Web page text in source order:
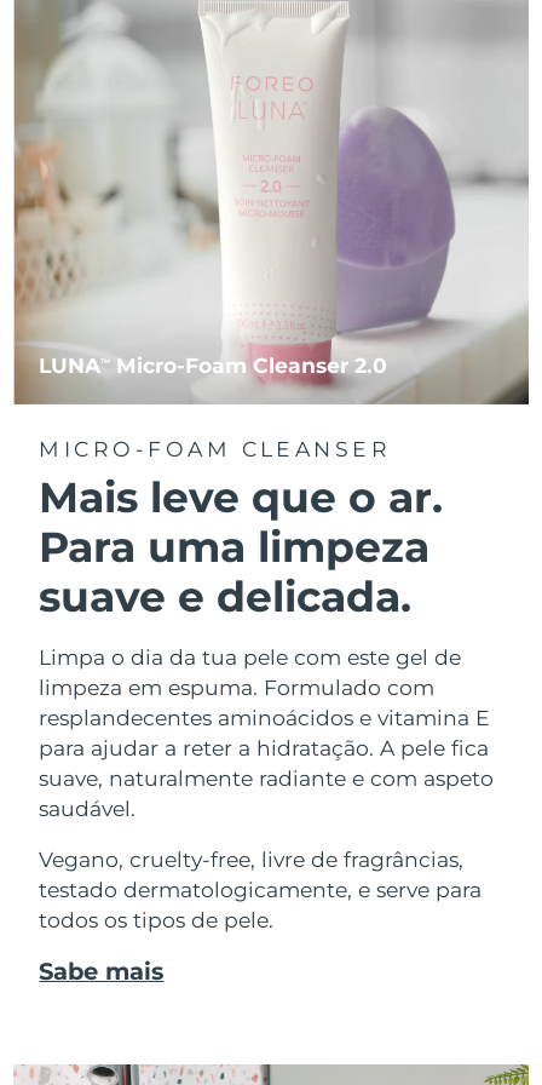
LUNATM Micro-Foam Cleanser 2.0
MICRO-FOAM CLEANSER
Mais leve que o ar.
Para uma limpeza
suave e delicada.
Limpa o dia da tua pele com este gel de
limpeza em espuma. Formulado com
resplandecentes aminoácidos e vitamina E
para ajudar a reter a hidratação. A pele fica
suave, naturalmente radiante e com aspeto
saudável.
Vegano, cruelty-free, livre de fragrâncias,
testado dermatologicamente, e serve para
todos os tipos de pele.
Sabe mais